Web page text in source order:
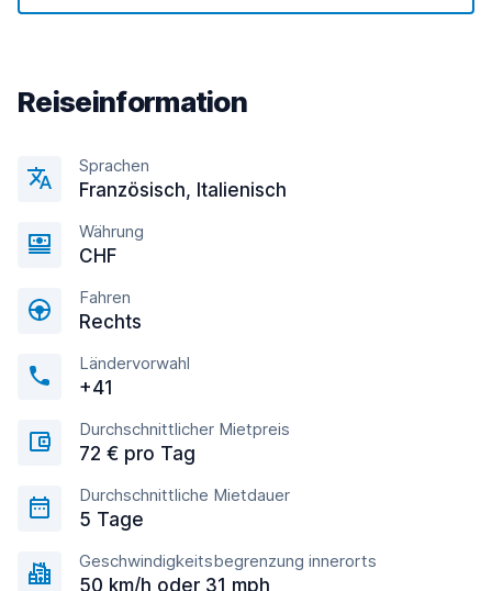
Reiseinformation
Sprachen
Französisch, Italienisch
Währung
CHF
Fahren
Rechts
Ländervorwahl
+41
Durchschnittlicher Mietpreis
72 € pro Tag
Durchschnittliche Mietdauer
5 Tage
Geschwindigkeitsbegrenzung innerorts
50 km/h oder 31 mph